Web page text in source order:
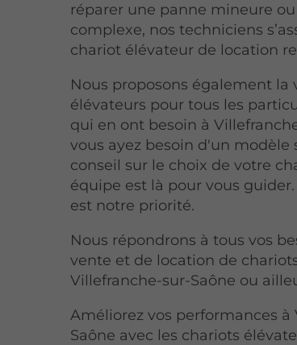
réparer une panne mineure
complexe, nos techniciens
chariot élévateur de location
Nous proposons également la
élévateurs pour tous les
qui en ont besoin à
vous ayez besoin d'un modèle
conseil sur le choix de votre
équipe est là pour vous
est notre priorité.
Nous répondrons à tous vos
vente et de location de
Villefranche-sur-Saône ou
Améliorez vos performances à
Saône avec les chariots